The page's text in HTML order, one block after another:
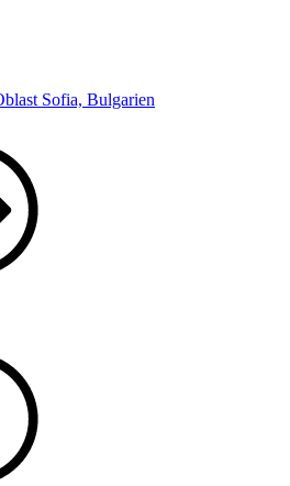
Sofia, Bulgarien